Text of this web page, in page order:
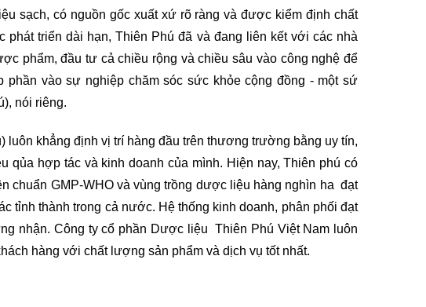
sạch, có nguồn gốc xuất xứ rõ ràng và được kiểm định chất
triển dài hạn, Thiên Phú đã và đang liên kết với các nhà
phẩm, đầu tư cả chiều rộng và chiều sâu vào công nghệ để
vào sự nghiệp chăm sóc sức khỏe cộng đồng - một sứ
nói riêng.
khẳng định vị trí hàng đầu trên thương trường bằng uy tín,
qủa hợp tác và kinh doanh của mình. Hiện nay, Thiên phú có
chuẩn GMP-WHO và vùng trồng dược liệu hàng nghìn ha  đạt
tỉnh thành trong cả nước. Hệ thống kinh doanh, phân phối đạt
nhận. Công ty cổ phần Dược liệu  Thiên Phú Việt Nam luôn
hàng với chất lượng sản phẩm và dịch vụ tốt nhất.